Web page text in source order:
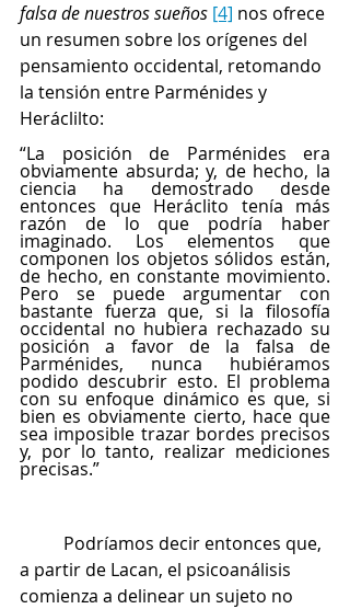
falsa de nuestros sueños [4] nos ofrece
un resumen sobre los orígenes del
pensamiento occidental, retomando
la tensión entre Parménides y
Heráclilto:
“La posición de Parménides era
obviamente absurda; y, de hecho, la
ciencia ha demostrado desde
entonces que Heráclito tenía más
razón de lo que podría haber
imaginado. Los elementos que
componen los objetos sólidos están,
de hecho, en constante movimiento.
Pero se puede argumentar con
bastante fuerza que, si la filosofía
occidental no hubiera rechazado su
posición a favor de la falsa de
Parménides, nunca hubiéramos
podido descubrir esto. El problema
con su enfoque dinámico es que, si
bien es obviamente cierto, hace que
sea imposible trazar bordes precisos
y, por lo tanto, realizar mediciones
precisas.”
Podríamos decir entonces que,
a partir de Lacan, el psicoanálisis
comienza a delinear un sujeto no